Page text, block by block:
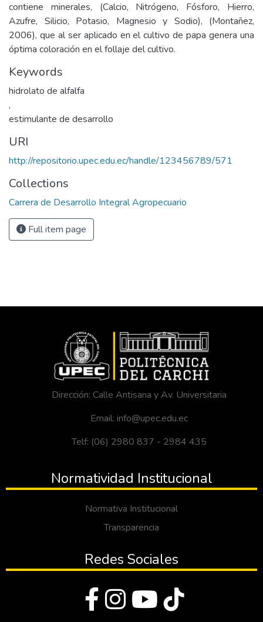
contiene minerales, (Calcio, Nitrógeno, Fósforo, Hierro,
Azufre, Silicio, Potasio, Magnesio y Sodio), (Montañez,
2006), que al ser aplicado en el cultivo de papa genera una
óptima coloración en el follaje del cultivo.
Keywords
hidrolato de alfalfa
,
estimulante de desarrollo
URI
http://repositorio.upec.edu.ec/handle/123456789/571
Collections
Carrera de Desarrollo Integral Agropecuario
Full item page
Dirección: Calle Antisana y Av. Universitaria
Email: info@upec.edu.ec
Telf: (06) 2980 837 - 2984 435
Normatividad Institucional
Normativa Institucional
Transparencia
Redes Sociales